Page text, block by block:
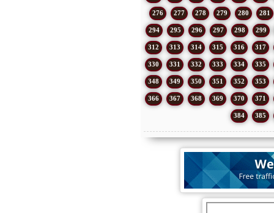
276 277 278 279 280 281
294 295 296 297 298 299
312 313 314 315 316 317
330 331 332 333 334 335
348 349 350 351 352 353
366 367 368 369 370 371
384 385